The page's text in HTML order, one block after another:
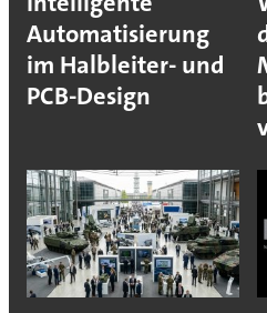
Automatisierung
im Halbleiter- und
PCB-Design